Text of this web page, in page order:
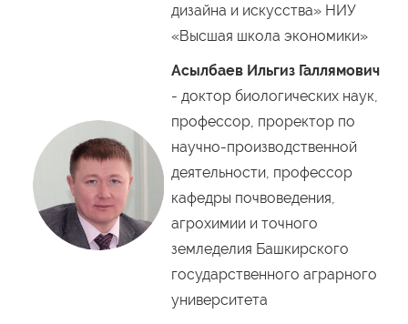
дизайна и искусства» НИУ
«Высшая школа экономики»
Асылбаев Ильгиз Галлямович
- доктор биологических наук,
профессор, проректор по
научно-производственной
деятельности, профессор
кафедры почвоведения,
агрохимии и точного
земледелия Башкирского
государственного аграрного
университета